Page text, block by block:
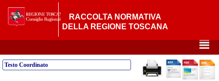
RACCOLTA NORMATIVA
DELLA REGIONE TOSCANA
²
Testo Coordinato